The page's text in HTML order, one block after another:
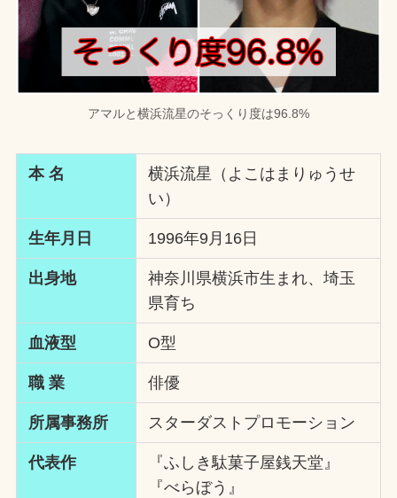
アマルと横浜流星のそっくり度は96.8%
本 名
横浜流星（よこはまりゅうせ
い）
生年月日 1996年9月16日
出身地
神奈川県横浜市生まれ、埼玉
県育ち
血液型 O型
職 業 俳優
所属事務所 スターダストプロモーション
代表作
『ふしき駄菓子屋銭天堂』
『べらぼう』